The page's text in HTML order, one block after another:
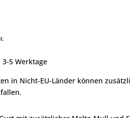
5 Werktage
in Nicht-EU-Länder können